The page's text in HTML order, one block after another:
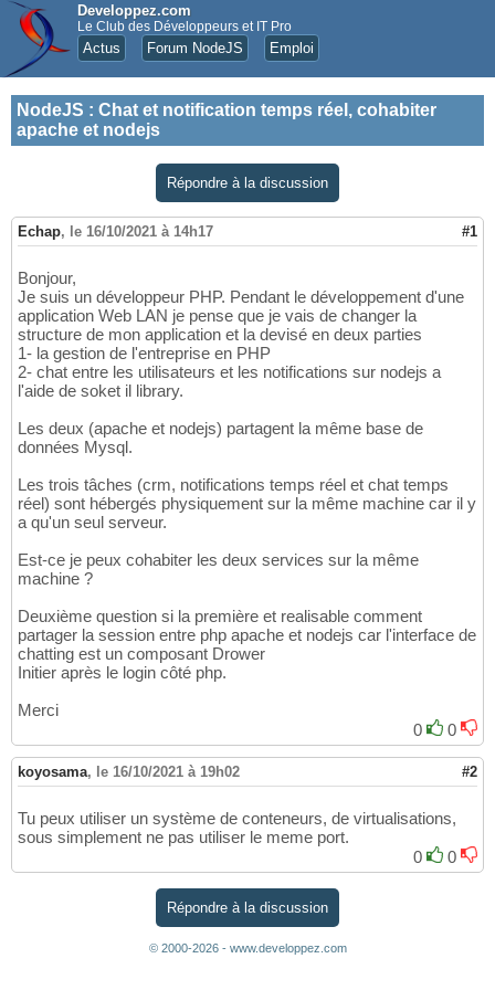
Developpez.com
Le Club des Développeurs et IT Pro
Actus Forum NodeJS Emploi
NodeJS : Chat et notification temps réel, cohabiter
apache et nodejs
Répondre à la discussion
Echap, le 16/10/2021 à 14h17 #1
Bonjour,
Je suis un développeur PHP. Pendant le développement d'une
application Web LAN je pense que je vais de changer la
structure de mon application et la devisé en deux parties
1- la gestion de l'entreprise en PHP
2- chat entre les utilisateurs et les notifications sur nodejs a
l'aide de soket il library.
Les deux (apache et nodejs) partagent la même base de
données Mysql.
Les trois tâches (crm, notifications temps réel et chat temps
réel) sont hébergés physiquement sur la même machine car il y
a qu'un seul serveur.
Est-ce je peux cohabiter les deux services sur la même
machine ?
Deuxième question si la première et realisable comment
partager la session entre php apache et nodejs car l'interface de
chatting est un composant Drower
Initier après le login côté php.
Merci
0
0
koyosama, le 16/10/2021 à 19h02 #2
Tu peux utiliser un système de conteneurs, de virtualisations,
sous simplement ne pas utiliser le meme port.
0
0
Répondre à la discussion
© 2000-2026 - www.developpez.com